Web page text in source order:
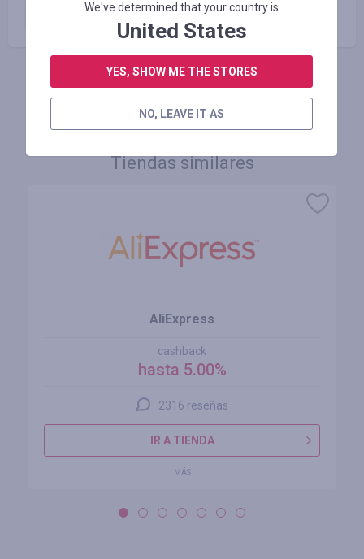
Золото
INICIE SESIÓN PARA DEJAR UNA RESEÑA
Tiendas similares
AliExpress
cashback
hasta 5.00%
2316 reseñas
IR A TIENDA
MÁS
We've determined that your country is
United States
YES, SHOW ME THE STORES
NO, LEAVE IT AS